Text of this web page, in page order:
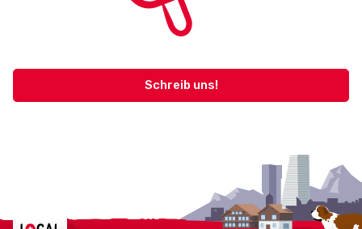
Schreib uns!
Localcities